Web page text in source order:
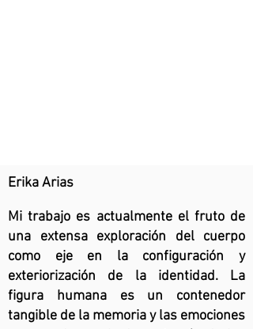
Erika Arias
Mi trabajo es actualmente el fruto de
una extensa exploración del cuerpo
como eje en la configuración y
exteriorización de la identidad. La
figura humana es un contenedor
tangible de la memoria y las emociones